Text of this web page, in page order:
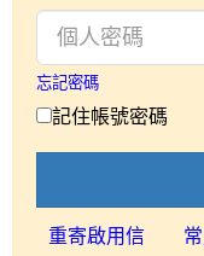
忘記密碼
記住帳號密碼
重寄啟用信